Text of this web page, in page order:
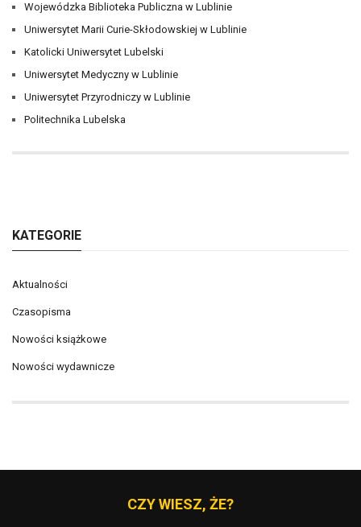
Wojewódzka Biblioteka Publiczna w Lublinie
Uniwersytet Marii Curie-Skłodowskiej w Lublinie
Katolicki Uniwersytet Lubelski
Uniwersytet Medyczny w Lublinie
Uniwersytet Przyrodniczy w Lublinie
Politechnika Lubelska
KATEGORIE
Aktualności
Czasopisma
Nowości książkowe
Nowości wydawnicze
CZY WIESZ, ŻE?